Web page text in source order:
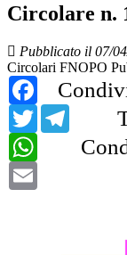
Circolare n.
Pubblicato il 07/
Circolari FNOPO
Facebook
Twitter